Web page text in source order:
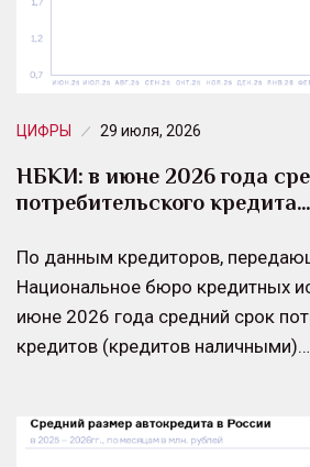
ЦИФРЫ 29 июля, 2026
НБКИ: в июне 2026 года
потребительского кредита…
По данным кредиторов,
Национальное бюро кредитных
июне 2026 года средний срок
кредитов (кредитов наличными)…